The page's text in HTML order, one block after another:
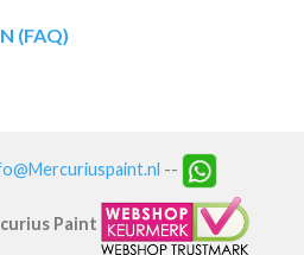
(FAQ)
--
Paint